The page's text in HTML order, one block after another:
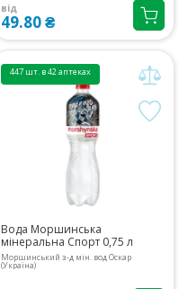
від
49.80 ₴
447 шт. в 42 аптеках
Вода Моршинська
мінеральна Спорт 0,75 л
Моршинський з-д мін. вод Оскар
(Україна)